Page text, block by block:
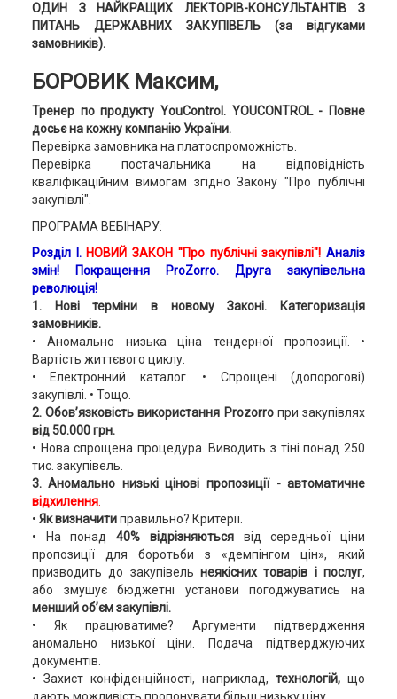
ОДИН З НАЙКРАЩИХ ЛЕКТОРІВ-КОНСУЛЬТАНТІВ З
ПИТАНЬ ДЕРЖАВНИХ ЗАКУПІВЕЛЬ (за відгуками
замовників).
БОРОВИК Максим,
Тренер по продукту YouControl. YOUCONTROL - Повне
досьє на кожну компанію України.
Перевірка замовника на платоспроможність.
Перевірка постачальника на відповідність
кваліфікаційним вимогам згідно Закону "Про публічні
закупівлі".
ПРОГРАМА ВЕБІНАРУ:
Розділ І. НОВИЙ ЗАКОН "Про публічні закупівлі"!Аналіз
змін! Покращення ProZorro. Друга закупівельна
революція!
1.
Нові терміни в новому Законі. Категоризація
замовників.
• Аномально низька ціна тендерної пропозиції. •
Вартість життєвого циклу.
• Електронний каталог. • Спрощені (допорогові)
закупівлі. • Тощо.
2. Обов’язковість використання Prozorroпри закупівлях
від 50.000 грн.
• Нова спрощена процедура. Виводить з тіні понад 250
тис. закупівель.
3. Аномально низькі цінові пропозиції - автоматичне
відхилення.
• Як визначитиправильно? Критерії.
• На понад40% відрізняютьсявід середньої ціни
пропозиції для боротьби з «демпінгом цін», який
призводить до закупівель неякісних товарів і послуг,
або змушує бюджетні установи погоджуватись на
менший об’єм закупівлі.
• Як працюватиме? Аргументи підтвердження
аномально низької ціни. Подача підтверджуючих
документів.
• Захист конфіденційності, наприклад,технологій, що